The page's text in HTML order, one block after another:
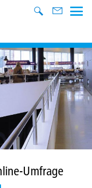
Umfrage